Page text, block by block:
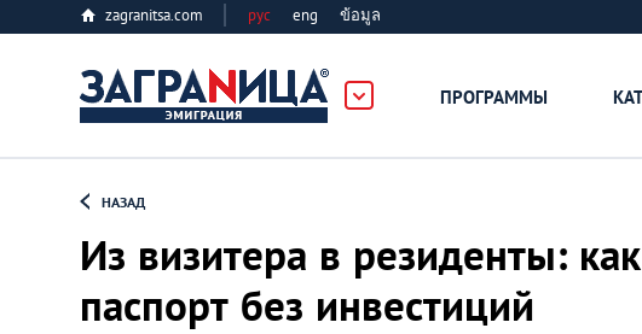
zagranitsa.com рус eng ข้อมูล
ПРОГРАММЫ
НАЗАД
Из визитера в резиденты:
паспорт без инвестиций